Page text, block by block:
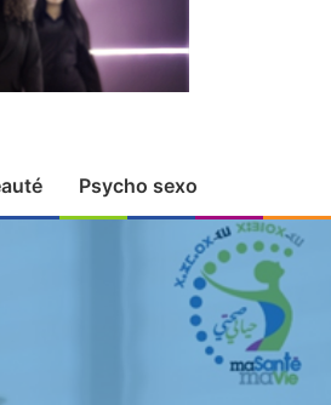
Psycho sexo